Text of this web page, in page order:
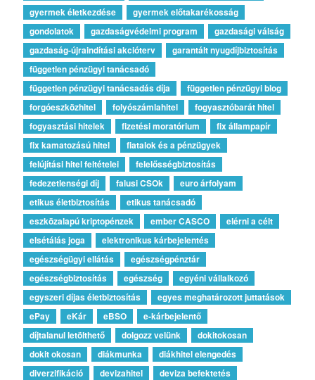
gyermek életkezdése
gyermek előtakarékosság
gondolatok
gazdaságvédelmi program
gazdasági válság
gazdaság-újraindítási akcióterv
garantált nyugdíjbiztosítás
független pénzügyi tanácsadó
független pénzügyi tanácsadás díja
független pénzügyi blog
forgóeszközhitel
folyószámlahitel
fogyasztóbarát hitel
fogyasztási hitelek
fizetési moratórium
fix állampapír
fix kamatozású hitel
fiatalok és a pénzügyek
felújítási hitel feltételei
felelősségbiztosítás
fedezetlenségi díj
falusi CSOk
euro árfolyam
etikus életbiztosítás
etikus tanácsadó
eszközalapú kriptopénzek
ember CASCO
elérni a célt
elsétálás joga
elektronikus kárbejelentés
egészségügyi ellátás
egészségpénztár
egészségbiztosítás
egészség
egyéni vállalkozó
egyszeri díjas életbiztosítás
egyes meghatározott juttatások
ePay
eKár eBSO
e-kárbejelentő
díjtalanul letölthető
dolgozz velünk
dokitokosan
dokit okosan
diákmunka
diákhitel elengedés
diverzifikáció
devizahitel
deviza befektetés